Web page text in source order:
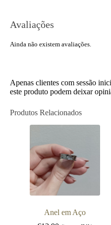
Avaliações
Ainda não existem avaliações.
Apenas clientes com sessão
este produto podem deixar
Produtos Relacionados
Anel em Aço